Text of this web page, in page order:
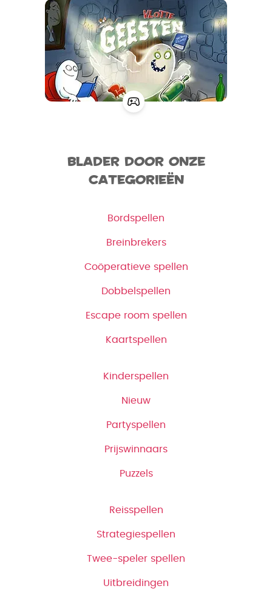
Blader door onze
categorieën
Bordspellen
Breinbrekers
Coöperatieve spellen
Dobbelspellen
Escape room spellen
Kaartspellen
Kinderspellen
Nieuw
Partyspellen
Prijswinnaars
Puzzels
Reisspellen
Strategiespellen
Twee-speler spellen
Uitbreidingen